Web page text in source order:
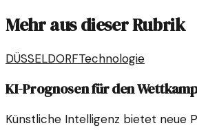
Mehr aus dieser Rubrik
DÜSSELDORFTechnologie
KI-Prognosen für den
Künstliche Intelligenz bietet neue